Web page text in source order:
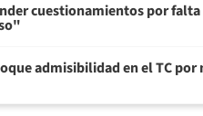
cuestionamientos por
admisibilidad en el TC